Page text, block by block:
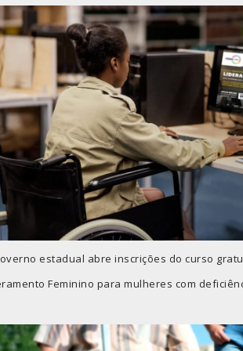
estadual abre inscrições do curso
Feminino para mulheres com